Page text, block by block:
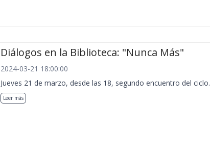
Diálogos en la Biblioteca: "Nunca Más"
2024-03-21 18:00:00
Jueves 21 de marzo, desde las 18, segundo encuentro del ciclo.
Leer más